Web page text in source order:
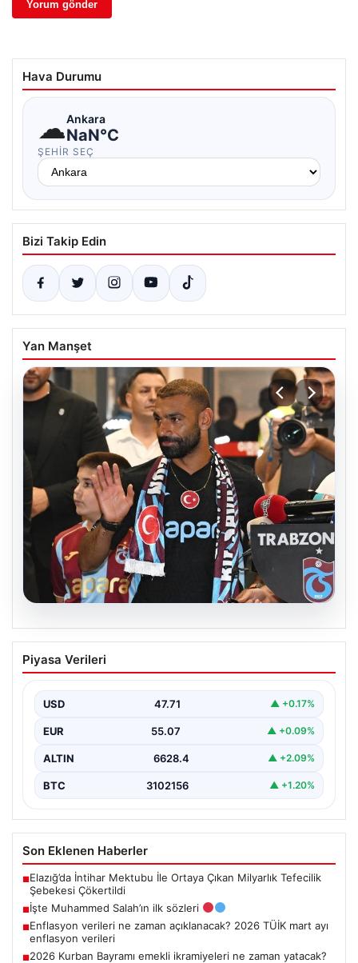
Hava Durumu
☁Ankara
NaN°C
ŞEHIR SEÇ
Bizi Takip Edin
Yan Manşet
İşte Muhammed Salah’ın ilk sözleri
Piyasa Verileri
USD 47.71 ▲ +0.17%
EUR 55.07 ▲ +0.09%
ALTIN 6628.4 ▲ +2.09%
BTC 3102156 ▲ +1.20%
Son Eklenen Haberler
■Elazığ’da İntihar Mektubu İle Ortaya Çıkan Milyarlık Tefecilik
Şebekesi Çökertildi
■İşte Muhammed Salah’ın ilk sözleri
■Enflasyon verileri ne zaman açıklanacak? 2026 TÜİK mart ayı
enflasyon verileri
■2026 Kurban Bayramı emekli ikramiyeleri ne zaman yatacak?